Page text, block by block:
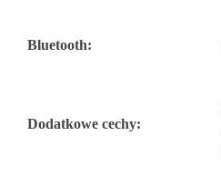
Bluetooth:
Dodatkowe cechy: